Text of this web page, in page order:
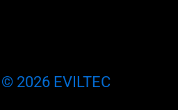
2026 EVILTEC